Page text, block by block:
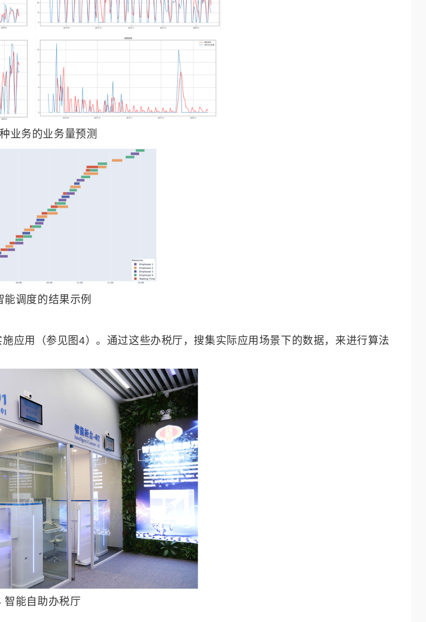
业务的业务量预测
能调度的结果示例
应用（参见图4）。通过这些办税厅，搜集实际应用场景下的数据，来进行算法
智能自助办税厅